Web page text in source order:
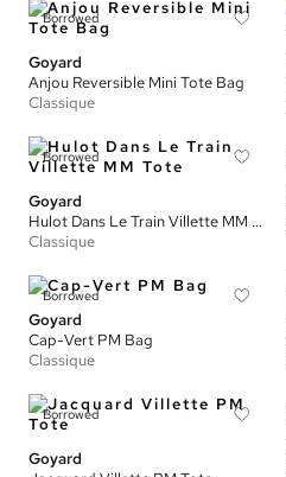
Borrowed
Goyard
Anjou Reversible Mini Tote Bag
Classique
Borrowed
Goyard
Hulot Dans Le Train Villette MM Tote
Classique
Borrowed
Goyard
Cap-Vert PM Bag
Classique
Borrowed
Goyard